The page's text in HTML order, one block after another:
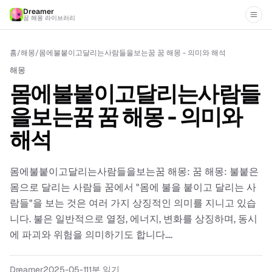
Dreamer
꿈 해몽 라이브러리
홈/해몽/몸에불붙이고달리는사람들을보는꿈 꿈 해몽 - 의미와 해석
해몽
몸에불붙이고달리는사람들
을보는꿈 꿈 해몽 - 의미와
해석
몸에불붙이고달리는사람들을보는꿈 해몽: 꿈 해몽: 불붙은
몸으로 달리는 사람들 꿈에서 "몸에 불을 붙이고 달리는 사
람들"을 보는 것은 여러 가지 상징적인 의미를 지니고 있습
니다. 불은 일반적으로 열정, 에너지, 변화를 상징하며, 동시
에 파괴와 위험을 의미하기도 합니다....
Dreamer2025-05-111분 읽기